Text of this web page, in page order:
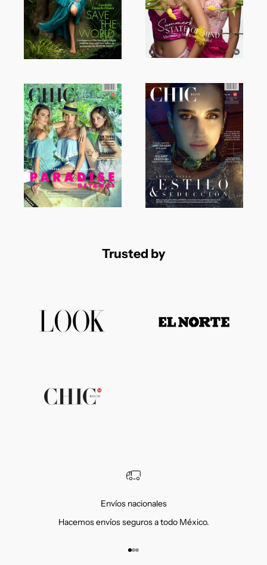
Trusted by
Envíos nacionales
Hacemos envíos seguros a todo México.
Ir al artículo 1
Ir al artículo 2
Ir al artículo 3